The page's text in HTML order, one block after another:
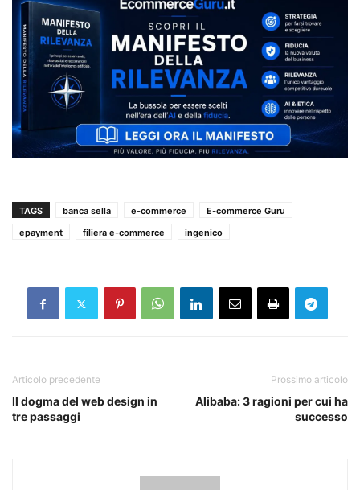
TAGS banca sella e-commerce
E-commerce Guru
epayment
filiera e-commerce ingenico
Articolo precedente
Il dogma del web design in
tre passaggi
Prossimo articolo
Alibaba: 3 ragioni per cui ha
successo